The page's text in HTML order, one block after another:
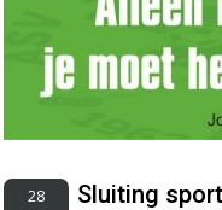
28 Sluiting